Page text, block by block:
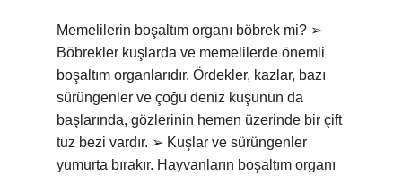
Memelilerin boşaltım organı böbrek mi? ➢
Böbrekler kuşlarda ve memelilerde önemli
boşaltım organlarıdır. Ördekler, kazlar, bazı
sürüngenler ve çoğu deniz kuşunun da
başlarında, gözlerinin hemen üzerinde bir çift
tuz bezi vardır. ➢ Kuşlar ve sürüngenler
yumurta bırakır. Hayvanların boşaltım organı